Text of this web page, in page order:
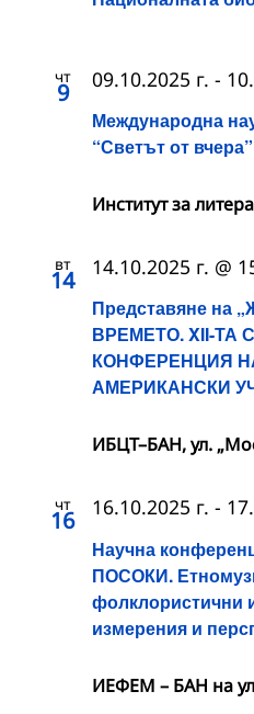
чт
9
Международна
“Светът от вчера”
09.10.2025 г. -
Институт за
вт
14
Представяне
ВРЕМЕТО. XII-ТА
КОНФЕРЕНЦИЯ
АМЕРИКАНСКИ
14.10.2025 г. @
ИБЦТ–БАН, ул.
чт
16
Научна
ПОСОКИ.
фолклористични
измерения и
16.10.2025 г. -
ИЕФЕМ – БАН на